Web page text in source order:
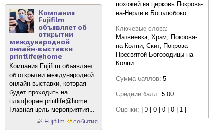
Компания
Fujifilm
объявляет об
открытии
международной
онлайн-выставки
printlife@home
Компания Fujifilm объявляет
об открытии международной
онлайн-выставки, которая
будет проходить на
платформе printlife@home.
Главная цель мероприятия...
Fujifilm
события
похожий на церковь Покрова-
на-Нерли в Боголюбово
Ключевые слова:
Матвеевка, Храм, Покрова-
на-Колпи, Скит, Покрова
Пресвятой Богородицы на
Колпи
Сумма баллов: 5
Средний балл: 5.00
Оценки: | 0 | 0 | 0 | 0 | 1 |